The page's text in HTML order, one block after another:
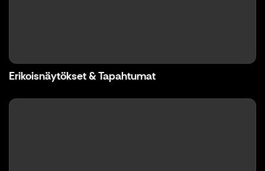
Erikoisnäytökset & Tapahtumat